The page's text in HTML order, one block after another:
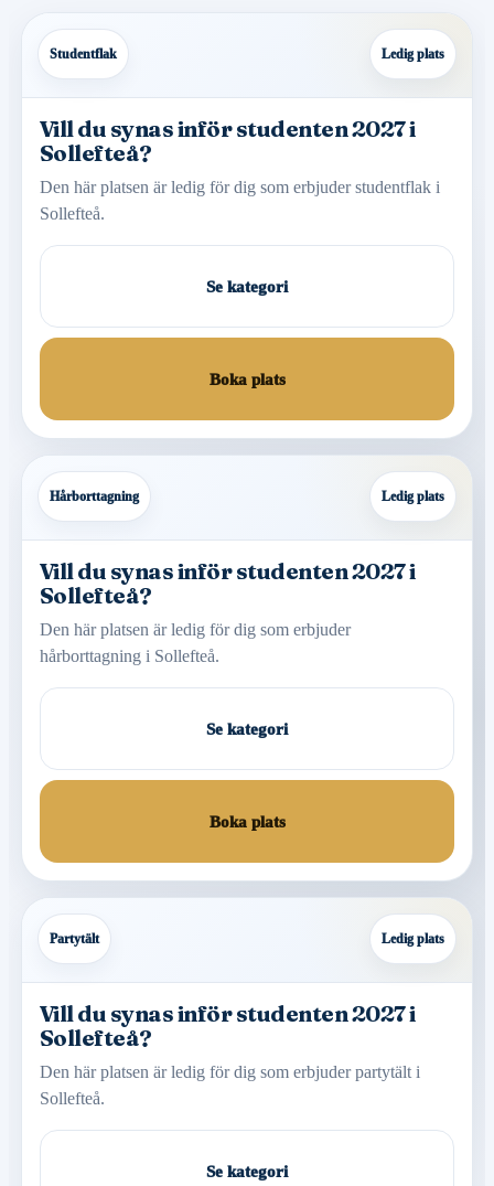
Studentflak Ledig plats
Vill du synas inför studenten 2027 i
Sollefteå?
Den här platsen är ledig för dig som erbjuder studentflak i
Sollefteå.
Se kategori
Boka plats
Hårborttagning Ledig plats
Vill du synas inför studenten 2027 i
Sollefteå?
Den här platsen är ledig för dig som erbjuder
hårborttagning i Sollefteå.
Se kategori
Boka plats
Partytält Ledig plats
Vill du synas inför studenten 2027 i
Sollefteå?
Den här platsen är ledig för dig som erbjuder partytält i
Sollefteå.
Se kategori